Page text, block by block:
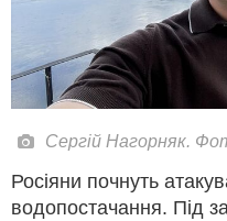
Сергій Нагорняк.
Росіяни почнуть
водопостачання. Під